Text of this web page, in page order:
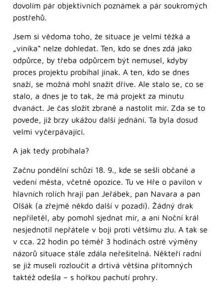
dovolím pár objektivních poznámek a pár soukromých
postřehů.
Jsem si vědoma toho, že situace je velmi těžká a
„viníka“ nelze dohledat. Ten, kdo se dnes zdá jako
odpůrce, by třeba odpůrcem být nemusel, kdyby
proces projektu probíhal jinak. A ten, kdo se dnes
snaží, se možná mohl snažit dříve. Ale stalo se, co se
stalo, a dnes je to tak, že má projekt za minutu
dvanáct. Je čas složit zbraně a nastolit mír. Zda se to
povede, již brzy ukážou další jednání. Ta byla dosud
velmi vyčerpávající.
A jak tedy probíhala?
Začnu pondělní schůzí 18. 9., kde se sešli občané a
vedení města, včetně opozice. Tu ve Hře o pavilon v
hlavních rolích hrají pan Jeřábek, pan Navara a pan
Olšák (a zřejmě někdo další v pozadí). Žádný drak
nepřiletěl, aby pomohl sjednat mír, a ani Noční král
nesjednotil nepřátele v boji proti většímu zlu. A tak se
v cca. 22 hodin po téměř 3 hodinách ostré výměny
názorů situace stále zdála neřešitelná. Někteří radní
se již museli rozloučit a drtivá většina přítomných
taktéž odešla – s hořkou pachutí prohry.